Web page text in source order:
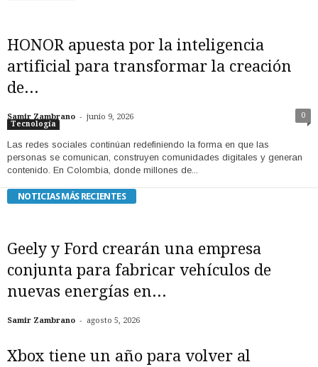
HONOR apuesta por la inteligencia
artificial para transformar la creación
de...
Samir Zambrano - junio 9, 2026 0
Tecnología
Las redes sociales continúan redefiniendo la forma en que las
personas se comunican, construyen comunidades digitales y generan
contenido. En Colombia, donde millones de...
NOTICIAS MÁS RECIENTES
Geely y Ford crearán una empresa
conjunta para fabricar vehículos de
nuevas energías en...
Samir Zambrano - agosto 5, 2026
Xbox tiene un año para volver al